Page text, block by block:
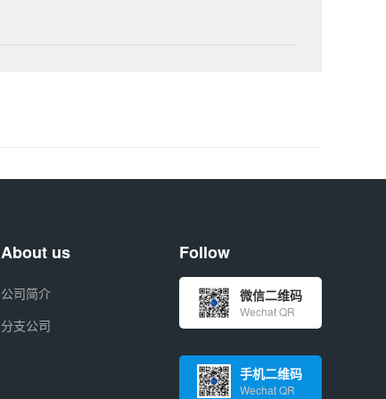
About us
公司简介
分支公司
Follow
微信二维码
Wechat QR
手机二维码
Wechat QR